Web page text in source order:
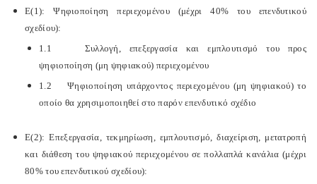
Ε(1): Ψηφιοποίηση περιεχομένου (μέχρι 40% του επενδυτικού
σχεδίου):
1.1 Συλλογή, επεξεργασία και εμπλουτισμό του προς
ψηφιοποίηση (μη ψηφιακού) περιεχομένου
1.2 Ψηφιοποίηση υπάρχοντος περιεχομένου (μη ψηφιακού) το
οποίο θα χρησιμοποιηθεί στο παρόν επενδυτικό σχέδιο
Ε(2): Επεξεργασία, τεκμηρίωση, εμπλουτισμό, διαχείριση, μετατροπή
και διάθεση του ψηφιακού περιεχομένου σε πολλαπλά κανάλια (μέχρι
80% του επενδυτικού σχεδίου):